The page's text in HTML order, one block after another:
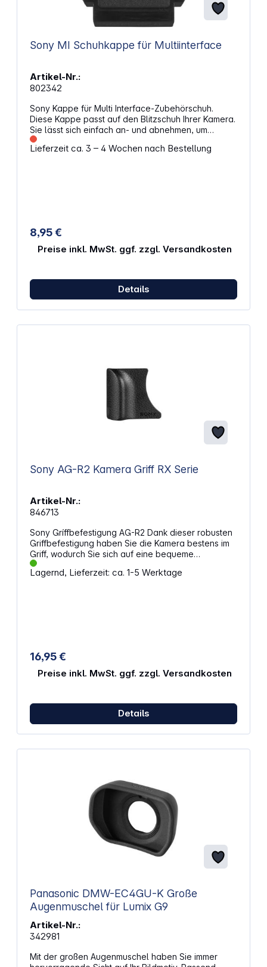
Sony MI Schuhkappe für Multiinterface
Artikel-Nr.:
802342
Sony Kappe für Multi Interface-Zubehörschuh.
Diese Kappe passt auf den Blitzschuh Ihrer Kamera.
Sie lässt sich einfach an- und abnehmen, um
Blitzgeräte und Mikrofone schnell anzubringen. Die
Kappe schützt den Anschluss vor Schmutz und
Lieferzeit ca. 3 – 4 Wochen nach Bestellung
8,95 €
Preise inkl. MwSt. ggf. zzgl. Versandkosten
Details
Sony AG-R2 Kamera Griff RX Serie
Artikel-Nr.:
846713
Sony Gríffbefestigung AG-R2 Dank dieser robusten
Griffbefestigung haben Sie die Kamera bestens im
Griff, wodurch Sie sich auf eine bequeme
Handhabung und stabile Aufnahmen freuen können.
Der robuste und leichte Griff ermöglicht die
Aufnehmen von Selfies Schlankes und leichtes
Design, das nicht ins Gewicht fällt Lenkt nicht vom
schönen Design der Kamera ab
Lagernd, Lieferzeit: ca. 1-5 Werktage
16,95 €
Preise inkl. MwSt. ggf. zzgl. Versandkosten
Details
Panasonic DMW-EC4GU-K Große
Augenmuschel für Lumix G9
Artikel-Nr.:
342981
Mit der großen Augenmuschel haben Sie immer